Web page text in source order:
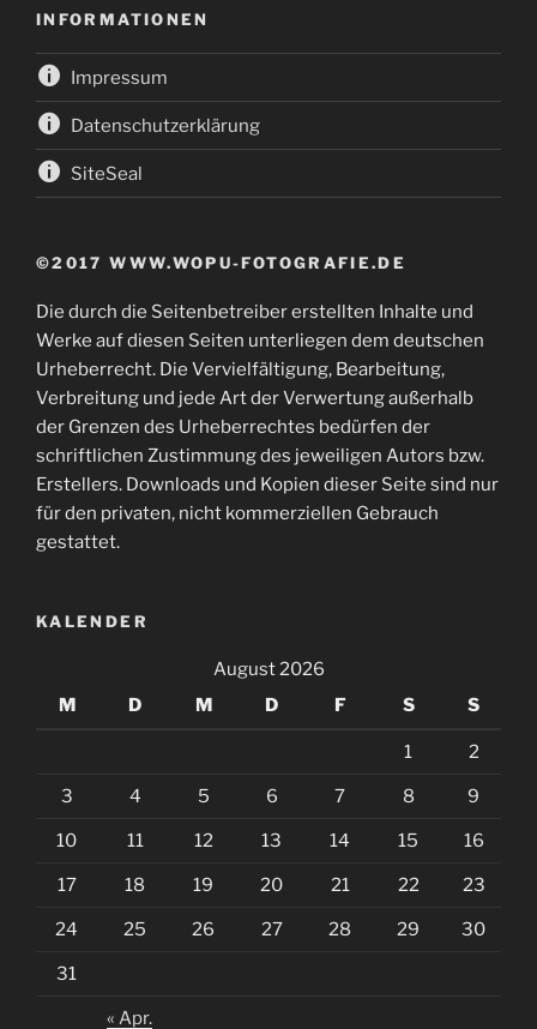
INFORMATIONEN
Impressum
Datenschutzerklärung
SiteSeal
©2017 WWW.WOPU-FOTOGRAFIE.DE
Die durch die Seitenbetreiber erstellten Inhalte und
Werke auf diesen Seiten unterliegen dem deutschen
Urheberrecht. Die Vervielfältigung, Bearbeitung,
Verbreitung und jede Art der Verwertung außerhalb
der Grenzen des Urheberrechtes bedürfen der
schriftlichen Zustimmung des jeweiligen Autors bzw.
Erstellers. Downloads und Kopien dieser Seite sind nur
für den privaten, nicht kommerziellen Gebrauch
gestattet.
KALENDER
August 2026
M
D M D F S S
1 2
3 4 5 6 7 8 9
10 11 12 13 14 15 16
17 18 19 20 21 22 23
24 25 26 27 28 29 30
31
« Apr.